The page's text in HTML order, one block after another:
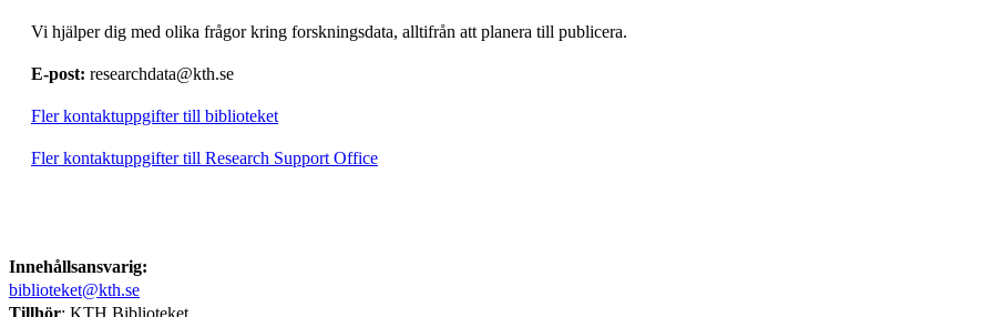
Vi hjälper dig med olika frågor kring forskningsdata, alltifrån att planera till publicera.
E-post: researchdata@kth.se
Fler kontaktuppgifter till biblioteket
Fler kontaktuppgifter till Research Support Office
Innehållsansvarig:
biblioteket@kth.se
Tillhör: KTH Biblioteket